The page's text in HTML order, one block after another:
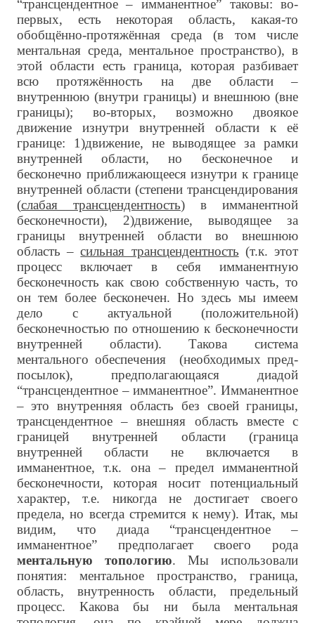
“трансцендентное – имманентное” таковы: во-
первых, есть некоторая область, какая-то
обобщённо-протяжённая среда (в том числе
ментальная среда, ментальное пространство), в
этой области есть граница, которая разбивает
всю протяжённость на две области –
внутреннюю (внутри границы) и внешнюю (вне
границы); во-вторых, возможно двоякое
движение изнутри внутренней области к её
границе: 1)движение, не выводящее за рамки
внутренней области, но бесконечное и
бесконечно приближающееся изнутри к границе
внутренней области (степени трансцендирования
(слабая трансцендентность) в имманентной
бесконечности), 2)движение, выводящее за
границы внутренней области во внешнюю
область –сильная трансцендентность (т.к. этот
процесс включает в себя имманентную
бесконечность как свою собственную часть, то
он тем более бесконечен. Но здесь мы имеем
дело с актуальной (положительной)
бесконечностью по отношению к бесконечности
внутренней области). Такова система
ментального обеспечения (необходимых пред-
посылок), предполагающаяся диадой
“трансцендентное – имманентное”. Имманентное
– это внутренняя область без своей границы,
трансцендентное – внешняя область вместе с
границей внутренней области (граница
внутренней области не включается в
имманентное, т.к. она – предел имманентной
бесконечности, которая носит потенциальный
характер, т.е. никогда не достигает своего
предела, но всегда стремится к нему). Итак, мы
видим, что диада “трансцендентное –
имманентное” предполагает своего рода
ментальную топологию. Мы использовали
понятия: ментальное пространство, граница,
область, внутренность области, предельный
процесс. Какова бы ни была ментальная